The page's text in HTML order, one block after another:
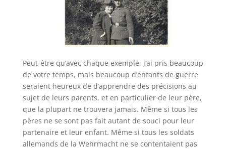
Peut-être qu’avec chaque exemple, j’ai pris beaucoup
de votre temps, mais beaucoup d’enfants de guerre
seraient heureux de d’apprendre des précisions au
sujet de leurs parents, et en particulier de leur père,
que la plupart ne trouvera jamais. Même si tous les
pères ne se sont pas fait autant de souci pour leur
partenaire et leur enfant. Même si tous les soldats
allemands de la Wehrmacht ne se contentaient pas